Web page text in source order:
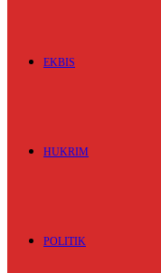
EKBIS
HUKRIM
POLITIK